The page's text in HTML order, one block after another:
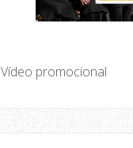
Vídeo promocional